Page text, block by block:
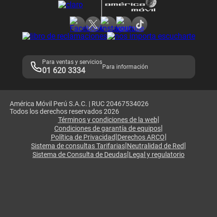
Adquirientes iPhone 6, 6S y SE
Mensaje de Seguridad
Términos y Condiciones de Tienda Claro
Libro de Reclamaciones
Para ventas y servicios
01 620 3334 Para información
América Móvil Perú S.A.C. | RUC 20467534026
Todos los derechos reservados 2026
Términos y condiciones de la web|
Condiciones de garantía de equipos|
Política de Privacidad|Derechos ARCO|
Sistema de consultas Tarifarias|Neutralidad de Red|
Sistema de Consulta de Deudas|Legal y regulatorio